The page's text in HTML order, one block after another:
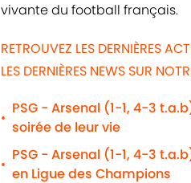
vivante du football français.
RETROUVEZ LES DERNIÈRES
LES DERNIÈRES NEWS SUR
•
PSG - Arsenal (1-1, 4-3
soirée de leur vie
•
PSG - Arsenal (1-1, 4-3
en Ligue des Champions